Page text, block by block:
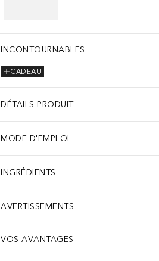
INCONTOURNABLES
CADEAU
DÉTAILS PRODUIT
MODE D'EMPLOI
INGRÉDIENTS
AVERTISSEMENTS
VOS AVANTAGES